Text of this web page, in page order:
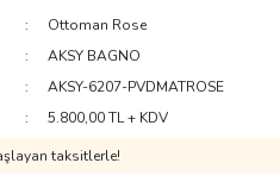
Ottoman Rose
AKSY BAGNO
AKSY-6207-PVDMATROSE
5.800,00 TL + KDV
taksitlerle!